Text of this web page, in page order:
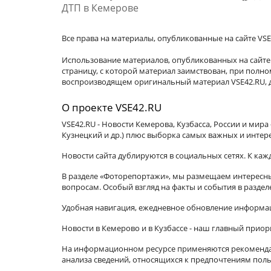
ДТП в Кемерове
Все права на материалы, опубликованные на сайте
Использование материалов, опубликованных на
страницу, с которой материал заимствован, при
воспроизводящем оригинальный материал
О проекте VSE42.RU
VSE42.RU - Новости Кемерова, Кузбасса, России и
Кузнецкий и др.) плюс выборка самых важных и
Новости сайта дублируются в социальных сетях. К
В разделе «Фоторепортажи», мы размещаем
вопросам. Особый взгляд на факты и события в
Удобная навигация, ежедневное обновление
Новости в Кемерово и в Кузбассе - наш главный
На информационном ресурсе применяются
анализа сведений, относящихся к предпочтениям